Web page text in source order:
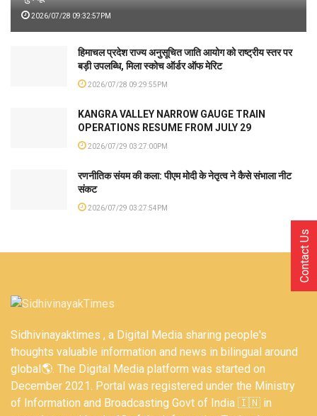
2026/07/28 09:32:57PM
हिमाचल प्रदेश राज्य अनुसूचित जाति आयोग को राष्ट्रीय स्तर पर
बड़ी उपलब्धि, मिला स्कोच ऑर्डर ऑफ मेरिट
2026/07/28 09:29:55PM
KANGRA VALLEY NARROW GAUGE TRAIN
OPERATIONS RESUME FROM JULY 29
2026/07/29 03:27:00PM
रणनीतिक संयम की कला: पीएम मोदी के नेतृत्व ने कैसे संभाला नीट
संकट
2026/07/29 03:27:54PM
Sidhivinayaktimes , a Digital Media sharing people's
thoughts valuable information and news in bilingual around
global🌎. The Digital Media platform was started on
December 2021. Portal was registered under the Ministry
of Information and Broadcasting Govt of India 🇮🇳 in
Contact Us